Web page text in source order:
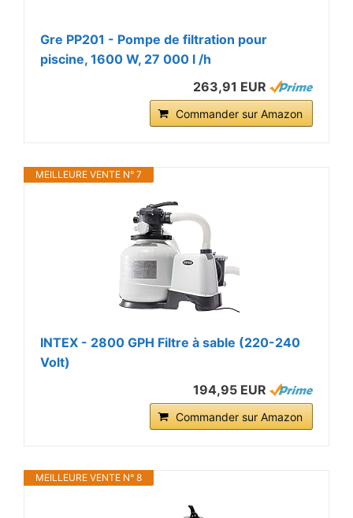
Gre PP201 - Pompe de filtration pour
piscine, 1600 W, 27 000 l /h
263,91 EUR
Commander sur Amazon
MEILLEURE VENTE N° 7
INTEX - 2800 GPH Filtre à sable (220-240
Volt)
194,95 EUR
Commander sur Amazon
MEILLEURE VENTE N° 8